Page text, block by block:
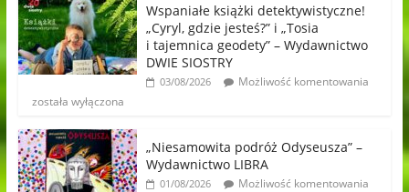
Wspaniałe książki detektywistyczne!
„Cyryl, gdzie jesteś?” i „Tosia
i tajemnica geodety” – Wydawnictwo
DWIE SIOSTRY
03/08/2026
Możliwość komentowania
została wyłączona
„Niesamowita podróż Odyseusza” –
Wydawnictwo LIBRA
01/08/2026
Możliwość komentowania